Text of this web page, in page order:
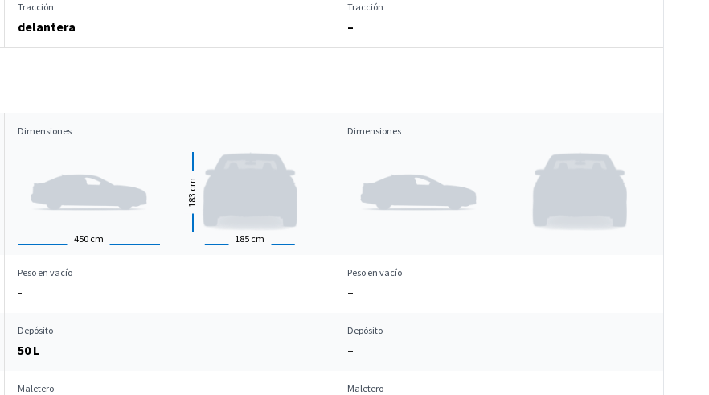
Tracción
delantera
Tracción
–
Dimensiones
450 cm 185 cm
183
cm
Dimensiones
Peso en vacío
-
Peso en vacío
–
Depósito
50 L
Depósito
–
Maletero Maletero